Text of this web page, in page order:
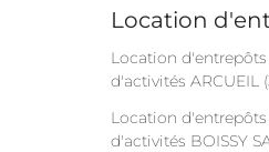
Location
Location
d'activités ARCUEIL
Location
d'activités BOISSY